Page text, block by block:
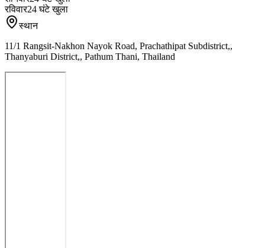
रविवार24 घंटे खुला
स्थान
11/1 Rangsit-Nakhon Nayok Road, Prachathipat Subdistrict,,
Thanyaburi District,, Pathum Thani, Thailand